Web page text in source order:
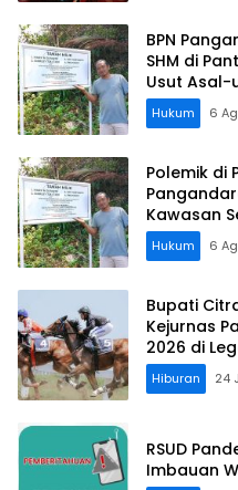
BPN
SHM di
Usut Asal-
Hukum 6
Polemik di
Kawasan
Hukum 6
Bupati
Kejurnas
2026 di
Hiburan 24
RSUD
Imbauan